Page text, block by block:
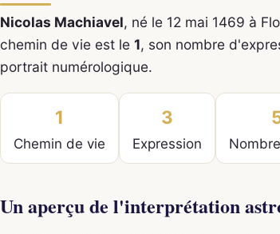
Nicolas Machiavel, né le 12 mai 1469 à
chemin de vie est le 1, son nombre
portrait numérologique.
1
Chemin de vie
3
Expression
Un aperçu de l'interprétation